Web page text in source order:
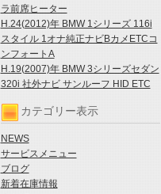
ラ前席ヒーター
H.24(2012)年 BMW 1シリーズ 116i
スタイル 1オナ純正ナビBカメETCコ
ンフォートA
H.19(2007)年 BMW 3シリーズセダン
320i 社外ナビ サンルーフ HID ETC
カテゴリー表示
NEWS
サービスメニュー
ブログ
新着在庫情報